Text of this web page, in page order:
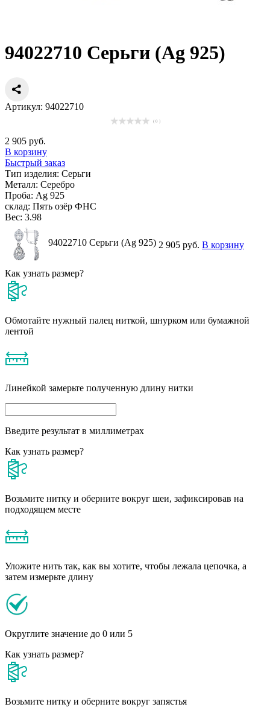
94022710 Серьги (Ag 925)
Артикул: 94022710
( 0 )
2 905 руб.
В корзину
Быстрый заказ
Тип изделия: Серьги
Металл: Серебро
Проба: Ag 925
склад: Пять озёр ФНС
Вес: 3.98
94022710 Серьги (Ag 925) 2 905 руб. В корзину
Как узнать размер?
Обмотайте нужный палец ниткой, шнурком или бумажной
лентой
Линейкой замерьте полученную длину нитки
Введите результат в миллиметрах
Как узнать размер?
Возьмите нитку и оберните вокруг шеи, зафиксировав на
подходящем месте
Уложите нить так, как вы хотите, чтобы лежала цепочка, а
затем измерьте длину
Округлите значение до 0 или 5
Как узнать размер?
Возьмите нитку и оберните вокруг запястья